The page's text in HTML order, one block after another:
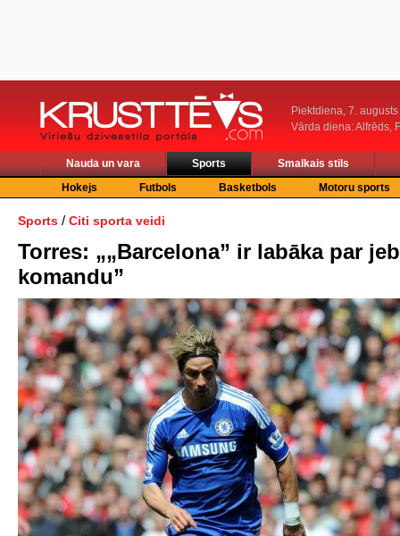
Piektdiena, 7. augusts
Vārda diena: Alfrēds,
Nauda un vara Sports
Smalkais stils
Hokejs
Futbols Basketbols Motoru sports
Sports / Citi sporta veidi
Torres: „„Barcelona” ir labāka par
komandu”